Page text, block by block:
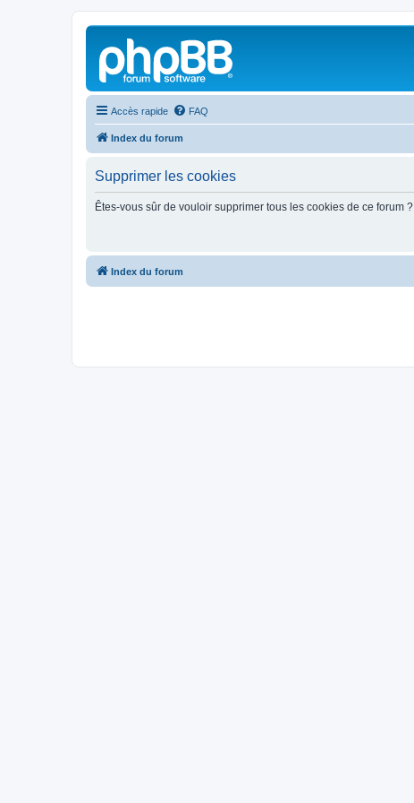
Accès rapide FAQ
Index du forum
Supprimer les cookies
Êtes-vous sûr de vouloir supprimer tous les cookies de ce forum ?
Index du forum